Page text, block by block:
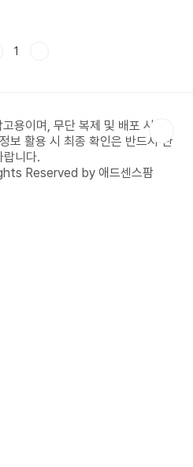
운 비즈니스를 시작하는 데 필요
분야에서 온라인 교육 플랫폼이 인
1
용이며, 무단 복제 및 배포 시 법
보 활용 시 최종 확인은 반드시 관
랍니다.
Reserved by 애드센스팜